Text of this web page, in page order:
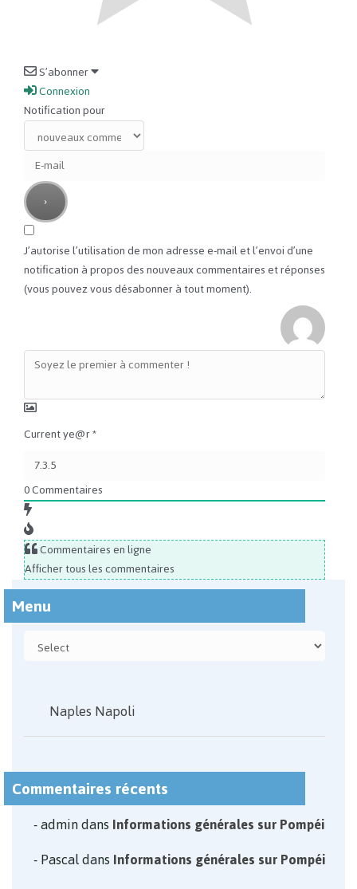
S’abonner
Connexion
Notification pour
J’autorise l’utilisation de mon adresse e-mail et l’envoi d’une
notification à propos des nouveaux commentaires et réponses
(vous pouvez vous désabonner à tout moment).
Current ye@r*
0Commentaires
Commentaires en ligne
Afficher tous les commentaires
Menu
Naples Napoli
Commentaires récents
admindansInformations générales sur Pompéi
PascaldansInformations générales sur Pompéi